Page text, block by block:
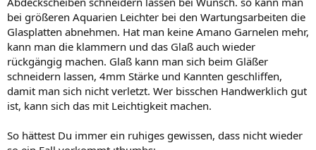
bei größeren Aquarien Leichter bei den Wartungsarbeiten die
Glasplatten abnehmen. Hat man keine Amano Garnelen mehr,
kann man die klammern und das Glaß auch wieder
rückgängig machen. Glaß kann man sich beim Gläßer
schneidern lassen, 4mm Stärke und Kannten geschliffen,
damit man sich nicht verletzt. Wer bisschen Handwerklich gut
ist, kann sich das mit Leichtigkeit machen.
So hättest Du immer ein ruhiges gewissen, dass nicht wieder